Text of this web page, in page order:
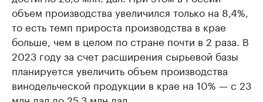
объем производства увеличился только на 8,4%,
то есть темп прироста производства в крае
больше, чем в целом по стране почти в 2 раза. В
2023 году за счет расширения сырьевой базы
планируется увеличить объем производства
винодельческой продукции в крае на 10% — с 23
млн дал до 25,3 млн дал.